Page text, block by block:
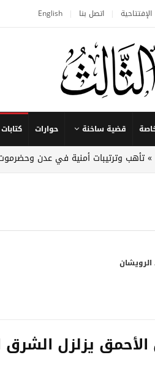
الإفتتاحية اتصل بنا English
قضية ساخنة حوارات
تأهب وترتيبات أمنية في عدن
الرويشان
الأحمق يزلزل